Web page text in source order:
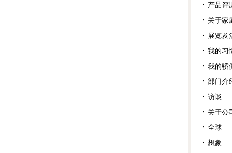
产品评
关于家
展览及
我的习
我的骄
部门介
访谈
关于公
全球
想象